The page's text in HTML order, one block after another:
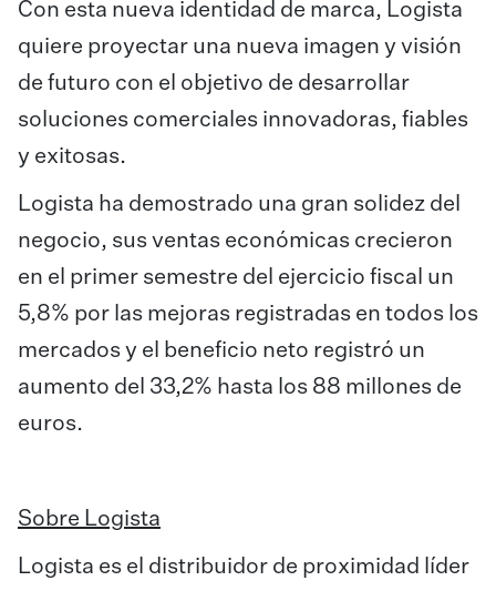
Con esta nueva identidad de marca, Logista
quiere proyectar una nueva imagen y visión
de futuro con el objetivo de desarrollar
soluciones comerciales innovadoras, fiables
y exitosas.
Logista ha demostrado una gran solidez del
negocio, sus ventas económicas crecieron
en el primer semestre del ejercicio fiscal un
5,8% por las mejoras registradas en todos los
mercados y el beneficio neto registró un
aumento del 33,2% hasta los 88 millones de
euros.
Sobre Logista
Logista es el distribuidor de proximidad líder